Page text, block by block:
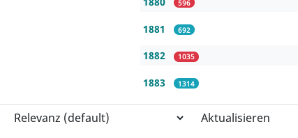
596
1881 692
1882 1035
1883 1314
Aktualisieren